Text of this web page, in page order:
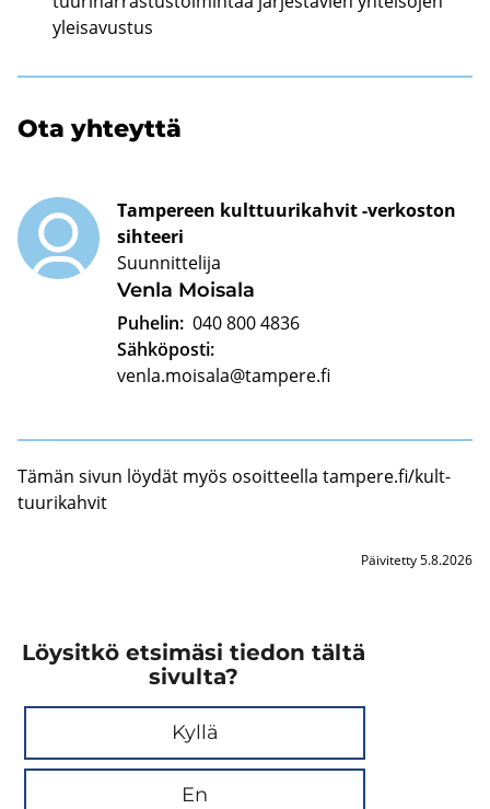
ylei­sa­vus­tus
Ota yh­teyt­tä
Venla Moi­sa­la
Tampereen kulttuurikahvit -verkoston
sihteeri
Suunnittelija
Puhelin: 040 800 4836
Sähköposti:
venla.moisala@tampere.fi
Tämän sivun löy­dät myös osoit­teel­la tam­pe­re.fi/kult­
tuu­ri­kah­vit
Päivitetty 5.8.2026
Löysitkö etsimäsi tiedon tältä
sivulta?
Kyllä
En